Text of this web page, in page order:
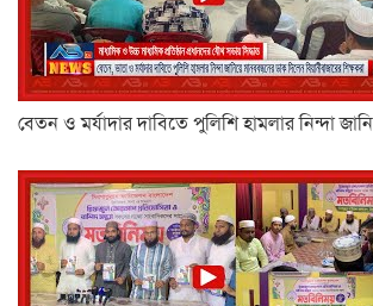
বেতন ও মর্যাদার দাবিতে পুলিশি হামলার নিন্দা